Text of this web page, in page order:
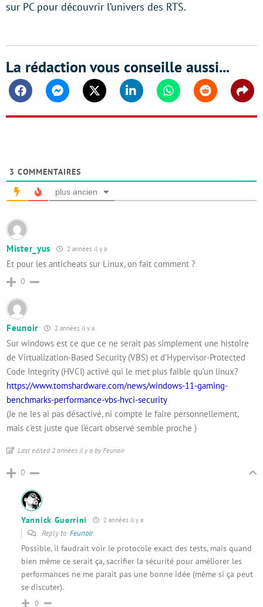
sur PC pour découvrir l’univers des RTS.
La rédaction vous conseille aussi...
FacebookMessengerTwitter Linkedin WhatsappReddit
3 COMMENTAIRES
plus ancien
Mister_yus 2 années il y a
Et pour les anticheats sur Linux, on fait comment ?
0
Feunoir 2 années il y a
Sur windows est ce que ce ne serait pas simplement une histoire
de Virtualization-Based Security (VBS) et d’Hypervisor-Protected
Code Integrity (HVCI) activé qui le met plus faible qu’un linux?
https://www.tomshardware.com/news/windows-11-gaming-
benchmarks-performance-vbs-hvci-security
(Je ne les ai pas désactivé, ni compte le faire personnellement,
mais c’est juste que l’écart observé semble proche )
Last edited 2 années il y a by Feunoir
0
Yannick Guerrini 2 années il y a
Reply to Feunoir
Possible, il faudrait voir le protocole exact des tests, mais quand
bien même ce serait ça, sacrifier la sécurité pour améliorer les
performances ne me parait pas une bonne idée (même si ça peut
se discuter).
0